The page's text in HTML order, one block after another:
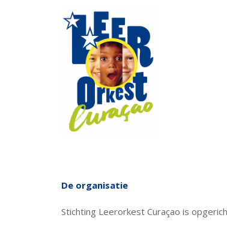
De organisatie
Stichting Leerorkest Curaçao is